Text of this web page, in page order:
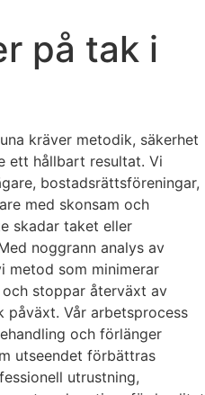
på tak i
kräver metodik, säkerhet
ett hållbart resultat. Vi
bostadsrättsföreningar,
med skonsam och
skadar taket eller
noggrann analys av
metod som minimerar
stoppar återväxt av
påväxt. Vår arbetsprocess
och förlänger
utseendet förbättras
utrustning,